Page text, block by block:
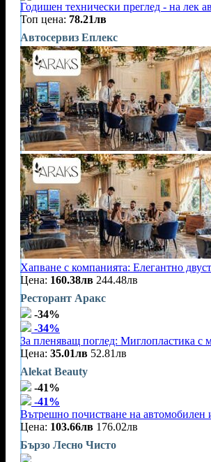
Годишен технически преглед - на лек
Топ цена: 78.21лв
Автосервиз Еплекс
Хапване с компанията: Елегантно
Цена: 160.38лв 244.48лв
Ресторант Аракс
-34%
-34%
За пленяващ поглед: Миглопластика с
Цена: 35.01лв 52.81лв
Alekat Beauty
-41%
-41%
Вътрешно почистване на автомобилен
Цена: 103.66лв 176.02лв
Бързо Лесно Чисто